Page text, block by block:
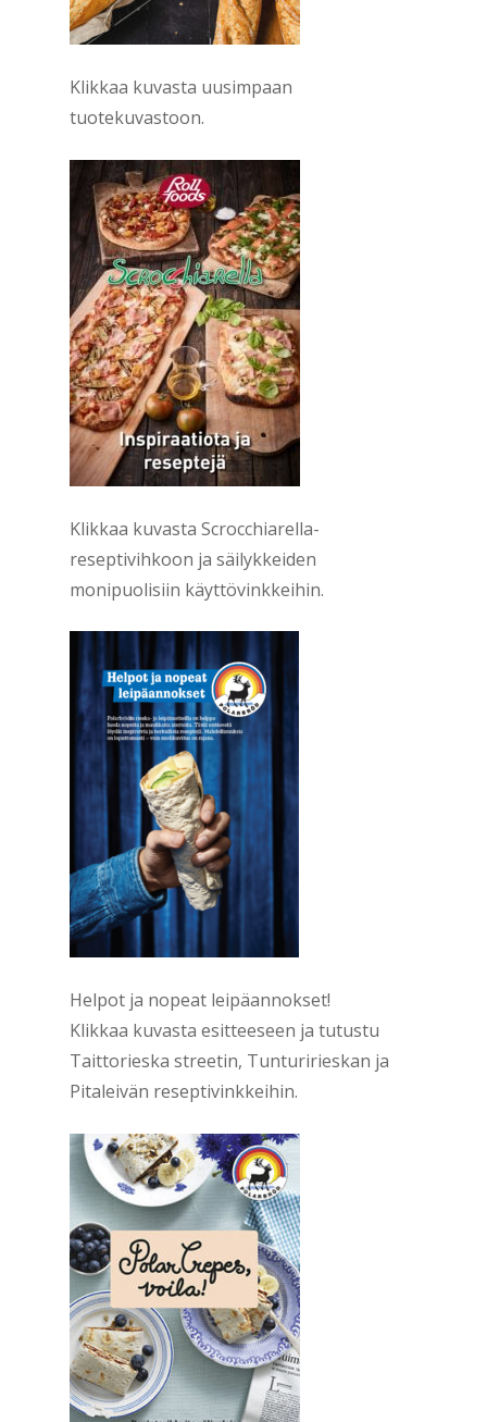
Klikkaa kuvasta uusimpaan
tuotekuvastoon.
Klikkaa kuvasta Scrocchiarella-
reseptivihkoon ja säilykkeiden
monipuolisiin käyttövinkkeihin.
Helpot ja nopeat leipäannokset!
Klikkaa kuvasta esitteeseen ja tutustu
Taittorieska streetin, Tunturirieskan ja
Pitaleivän reseptivinkkeihin.